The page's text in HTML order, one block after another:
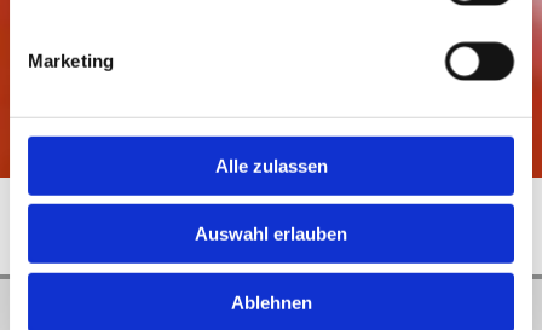
Marketing
Alle zulassen
Auswahl erlauben
Ablehnen